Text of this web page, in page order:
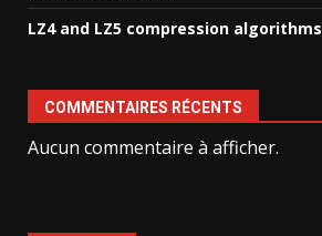
LZ4 and LZ5 compression algorithms
COMMENTAIRES RÉCENTS
Aucun commentaire à afficher.